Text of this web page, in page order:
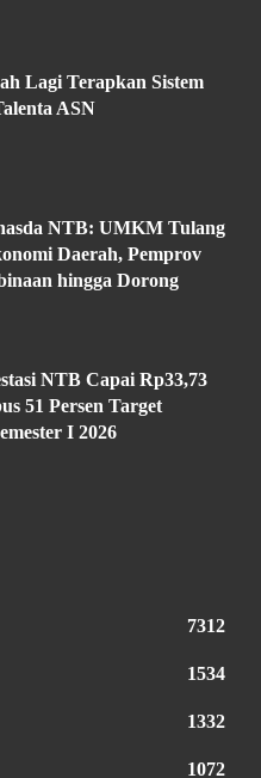
Lagi Terapkan Sistem
ASN
NTB: UMKM Tulang
Daerah, Pemprov
hingga Dorong
NTB Capai Rp33,73
51 Persen Target
I 2026
7312
1534
1332
1072